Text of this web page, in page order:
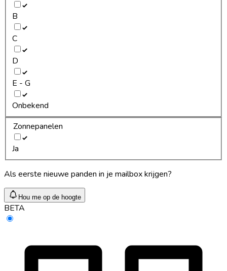
B
C
D
E - G
Onbekend
Zonnepanelen
Ja
Als eerste nieuwe panden in je mailbox krijgen?
Hou me op de hoogte
BETA